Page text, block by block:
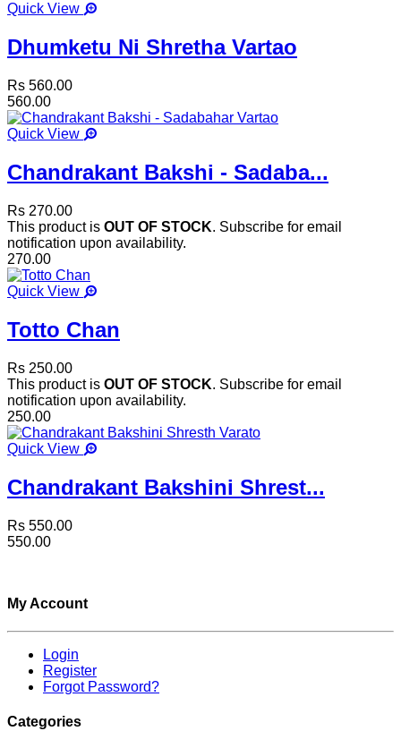
Quick View
Dhumketu Ni Shretha Vartao
Rs 560.00
560.00
Quick View
Chandrakant Bakshi - Sadaba...
Rs 270.00
This product is OUT OF STOCK. Subscribe for email
notification upon availability.
270.00
Quick View
Totto Chan
Rs 250.00
This product is OUT OF STOCK. Subscribe for email
notification upon availability.
250.00
Quick View
Chandrakant Bakshini Shrest...
Rs 550.00
550.00
My Account
Login
Register
Forgot Password?
Categories